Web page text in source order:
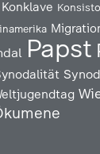
Konklave
Papst